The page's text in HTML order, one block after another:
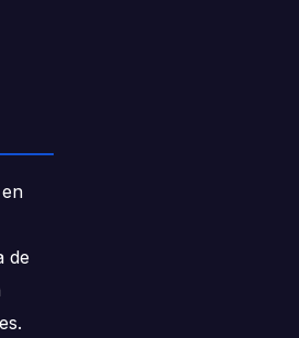
de